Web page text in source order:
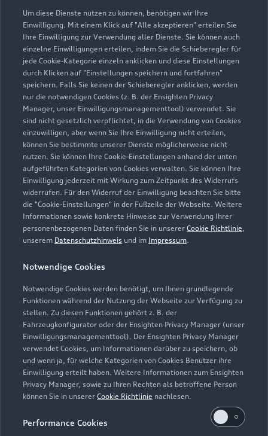
Um diese Dienste nutzen zu können, benötigen wir Ihre
Einwilligung. Mit einem Klick auf "Alle akzeptieren" erteilen Sie
Ihre Einwilligung zur Verwendung aller Dienste. Sie können auch
einzelne Einwilligungen erteilen, indem Sie die Schieberegler für
jede Cookie-Kategorie einzeln anklicken und diese Einstellungen
durch Klicken auf "Einstellungen speichern und fortfahren"
speichern. Falls Sie keinen der Schieberegler anklicken, werden
nur die notwendigen Cookies (z. B. der Ensighten Privacy
Manager, unser Einwilligungsmanagementtool) verwendet. Sie
sind nicht gesetzlich verpflichtet, in die Verwendung von Cookies
einzuwilligen, aber wenn Sie Ihre Einwilligung nicht erteilen,
können Sie bestimmte unserer Dienste möglicherweise nicht
nutzen. Sie können Ihre Cookie-Einstellungen anhand der unten
aufgeführten Kategorien von Cookies verwalten. Sie können Ihre
Einwilligung jederzeit mit Wirkung zum Zeitpunkt des Widerrufs
widerrufen. Für den Widerruf der Einwilligung beachten Sie bitte
die "Cookie-Einstellungen" in der Fußzeile der Webseite. Weitere
Informationen sowie konkrete Hinweise zur Verwendung Ihrer
personenbezogenen Daten finden Sie in unserer Cookie Richtlinie,
unserem Datenschutzhinweis und im Impressum.
Notwendige Cookies
Notwendige Cookies werden benötigt, um Ihnen grundlegende
Funktionen während der Nutzung der Webseite zur Verfügung zu
stellen. Zu diesen Funktionen gehört z. B. der
Fahrzeugkonfigurator oder der Ensighten Privacy Manager (unser
Einwilligungsmanagementtool). Der Ensighten Privacy Manager
verwendet Cookies, um Informationen darüber zu speichern, ob
und wenn ja, für welche Kategorien von Cookies Benutzer ihre
Einwilligung erteilt haben. Weitere Informationen zum Ensighten
Privacy Manager, sowie zu Ihren Rechten als betroffene Person
können Sie in unserer Cookie Richtlinie nachlesen.
Performance Cookies
Zu den Rädern
Zurück nach oben
Modelle
Alle Modelle
Modelle vergleichen
Elektromodelle
Kaufen & leasen
Gebrauchtwagensuche
Service & Zubehör